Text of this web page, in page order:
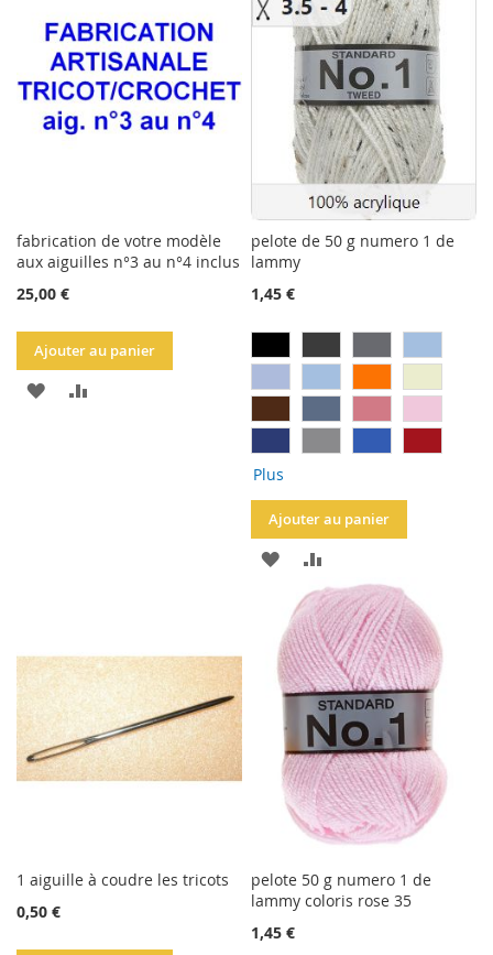
fabrication de votre modèle
aux aiguilles n°3 au n°4 inclus
25,00 €
Ajouter au panier
AJOUTER
pelote de 50 g numero 1 de
lammy
1,45 €
Plus
Ajouter au panier
AJOUTER
LA
LISTE
D'ACHATS
AU
COMPARATEUR
1 aiguille à coudre les tricots
0,50 €
pelote 50 g numero 1 de
lammy coloris rose 35
1,45 €